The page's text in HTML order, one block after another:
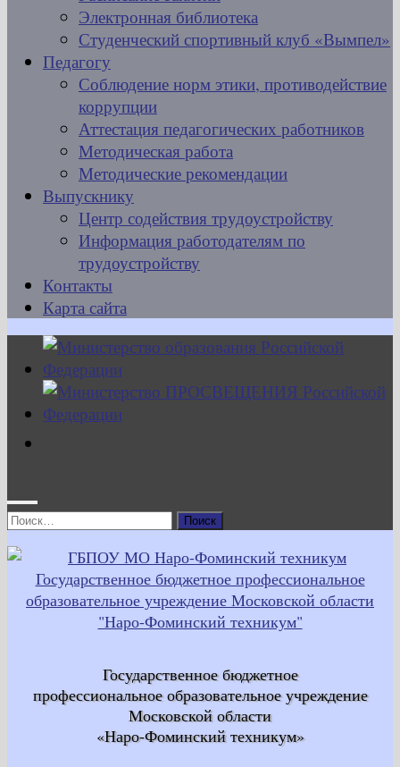
Электронная библиотека
Студенческий спортивный клуб «Вымпел»
Педагогу
Соблюдение норм этики, противодействие
коррупции
Аттестация педагогических работников
Методическая работа
Методические рекомендации
Выпускнику
Центр содействия трудоустройству
Информация работодателям по
трудоустройству
Контакты
Карта сайта
Найти:
Государственное бюджетное
профессиональное образовательное учреждение
Московской области
«Наро-Фоминский техникум»